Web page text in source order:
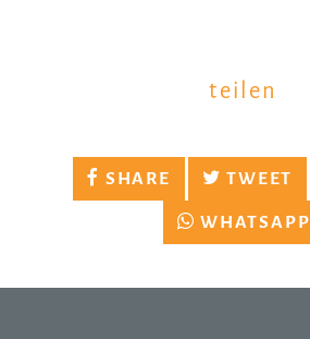
teilen
SHARE TWEET
WHATSAPP